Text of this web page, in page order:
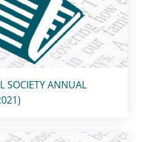
SOCIETY ANNUAL